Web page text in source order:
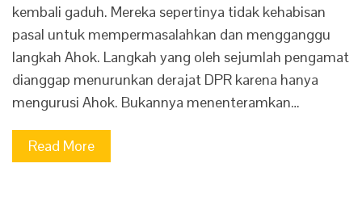
kembali gaduh. Mereka sepertinya tidak kehabisan
pasal untuk mempermasalahkan dan mengganggu
langkah Ahok. Langkah yang oleh sejumlah pengamat
dianggap menurunkan derajat DPR karena hanya
mengurusi Ahok. Bukannya menenteramkan…
Read More